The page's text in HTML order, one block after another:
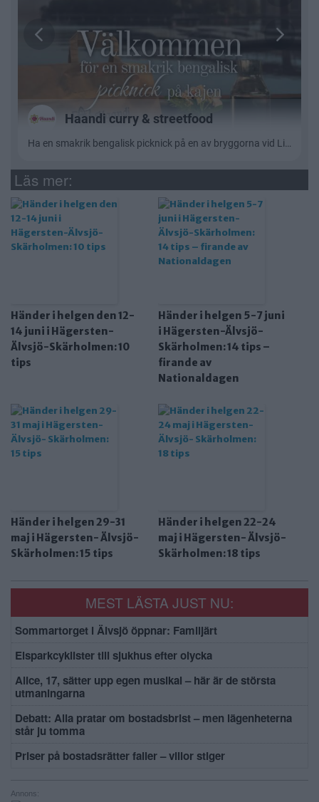
Läs mer:
Händer i helgen den 12-
14 juni i Hägersten-
Älvsjö-Skärholmen: 10
tips
Händer i helgen 5-7 juni
i Hägersten-Älvsjö-
Skärholmen: 14 tips –
firande av
Nationaldagen
Händer i helgen 29-31
maj i Hägersten- Älvsjö-
Skärholmen: 15 tips
Händer i helgen 22-24
maj i Hägersten- Älvsjö-
Skärholmen: 18 tips
MEST LÄSTA JUST NU:
Sommartorget i Älvsjö öppnar: Familjärt
Elsparkcyklister till sjukhus efter olycka
Alice, 17, sätter upp egen musikal – här är de största
utmaningarna
Debatt: Alla pratar om bostadsbrist – men lägenheterna
står ju tomma
Priser på bostadsrätter faller – villor stiger
Annons: